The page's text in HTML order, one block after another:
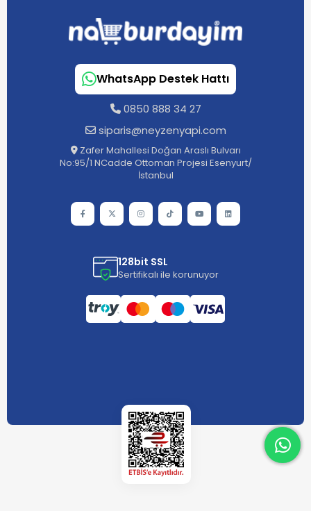
WhatsApp Destek Hattı
0850 888 34 27
siparis@neyzenyapi.com
Zafer Mahallesi Doğan Araslı Bulvarı
No:95/1 NCadde Ottoman Projesi Esenyurt/
İstanbul
128bit SSL
Sertifikalı ile korunuyor